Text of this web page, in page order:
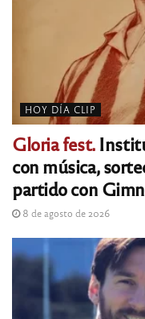
HOY DÍA CLIP
Gloria fest.
con música,
partido con
8 de agosto de 2026